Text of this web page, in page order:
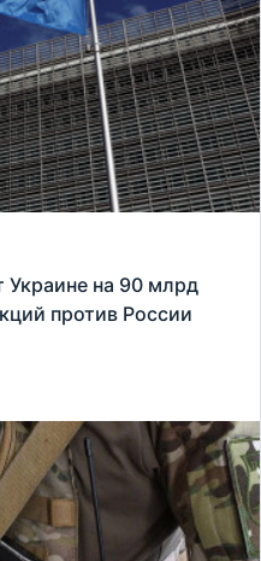
Украине на 90 млрд
против России